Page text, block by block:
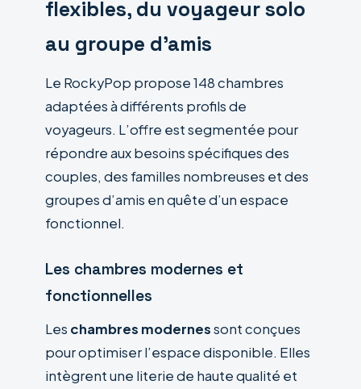
flexibles, du voyageur solo
au groupe d’amis
Le RockyPop propose 148 chambres
adaptées à différents profils de
voyageurs. L’offre est segmentée pour
répondre aux besoins spécifiques des
couples, des familles nombreuses et des
groupes d’amis en quête d’un espace
fonctionnel.
Les chambres modernes et
fonctionnelles
Les chambres modernessont conçues
pour optimiser l’espace disponible. Elles
intègrent une literie de haute qualité et